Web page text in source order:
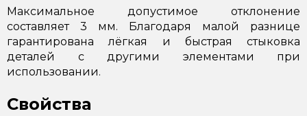
Максимальное допустимое отклонение
составляет 3 мм. Благодаря малой разнице
гарантирована лёгкая и быстрая стыковка
деталей с другими элементами при
использовании.
Свойства